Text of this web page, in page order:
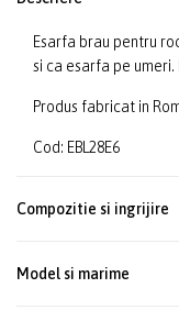
Esarfa brau pentru
si ca esarfa pe umeri.
Produs fabricat in
Cod: EBL28E6
Compozitie si ingrijire
Model si marime